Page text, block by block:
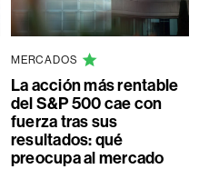
MERCADOS
La acción más rentable
del S&P 500 cae con
fuerza tras sus
resultados: qué
preocupa al mercado